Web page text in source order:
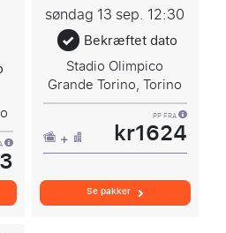
søndag 13 sep. 12:30
Bekræftet dato
Stadio Olimpico
Grande Torino, Torino
PP FRA
kr1624
Se pakker